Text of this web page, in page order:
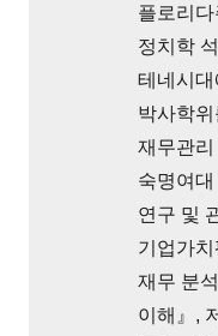
플로리
정치학
테네시
박사학
재무관리
숙명여
연구 및
기업가치
재무 분
이해』,